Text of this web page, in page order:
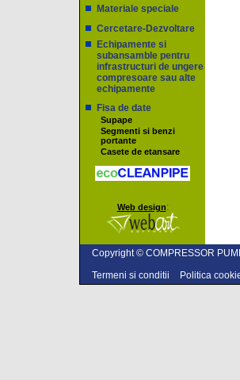
Materiale speciale
Cercetare-Dezvoltare
Echipamente si
subansamble pentru
infrastructuri de ungere
compresoare sau alte
echipamente
Fisa de date
Supape
Segmenti si benzi
portante
Casete de etansare
Web design:
Copyright © COMPRESSOR
Termeni si conditii
Politica